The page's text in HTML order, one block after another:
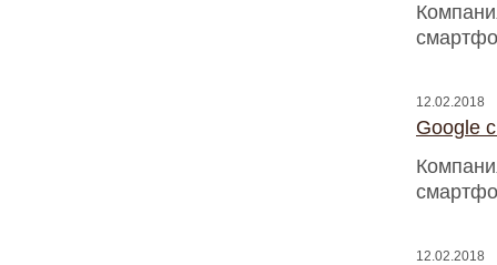
12.02.2018
Google
12.02.2018